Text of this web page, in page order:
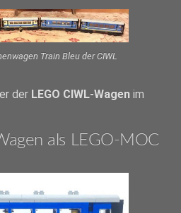
Train Bleu der CIWL
der LEGO CIWL-Wagen im
als LEGO-MOC